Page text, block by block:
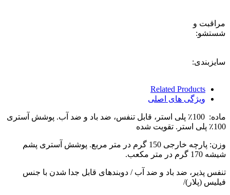
و
Related Products
ویژگی های اصلی
ماده: 100٪ پلی استر، قابل تنفس، ضد باد و ضد آب. پوشش آستری
وزن: پارچه خارجی 150 گرم در متر مربع. پوشش آستری پشم
متر مکعب.
پذیر، ضد باد و ضد آب / دوبندهای قابل جدا شدن با جنس
(پلار)/